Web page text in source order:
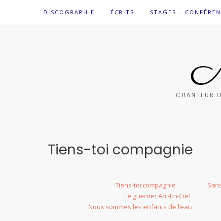
DISCOGRAPHIE ÉCRITS STAGES –
CHANTEUR
Tiens-toi compagnie
Tiens-toi compagnie
Le guerrier Arc-En-Ciel
Nous sommes les enfants de l’eau